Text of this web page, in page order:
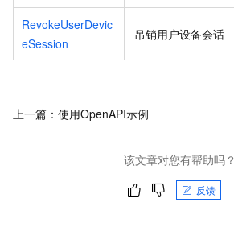
RevokeUserDevic
eSession
吊销用户设备会话
上一篇： 使用OpenAPI示例
该文章对您有帮助吗？
反馈